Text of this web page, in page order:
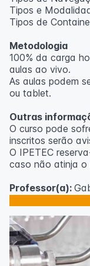
Outras
inscritos serão
O IPETEC
caso não atinja o
Professora:
Tipos e
Tipos de
Metodologia
100% da carga
aulas ao vivo.
As aulas podem
ou tablet.
Outras
O curso pode
inscritos serão
O IPETEC
caso não atinja o
Professor(a):